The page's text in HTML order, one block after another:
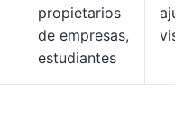
propietarios
de empresas,
estudiantes